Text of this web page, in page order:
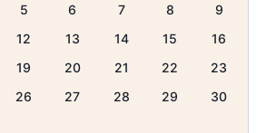
5 6 7 8
9
12 13 14 15
16
19 20 21 22
23
26 27 28 29
30